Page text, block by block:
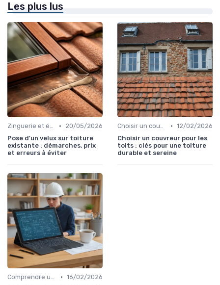
Les plus lus
Zinguerie et évacuation des eaux •
20/05/2026
Pose d'un velux sur toiture
existante : démarches, prix
et erreurs à éviter
Choisir un couvreur • 12/02/2026
Choisir un couvreur pour les
toits : clés pour une toiture
durable et sereine
Comprendre un devis toiture • 16/02/2026